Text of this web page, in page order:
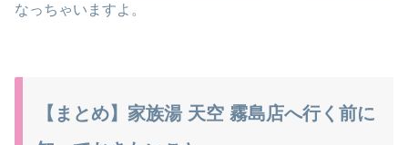
なっちゃいますよ。
【まとめ】家族湯 天空 霧島店へ行く前に